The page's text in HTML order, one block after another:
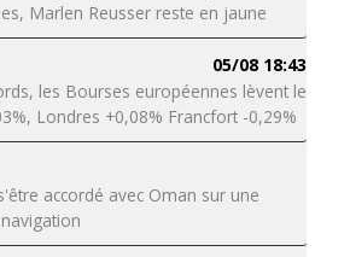
Marlen Reusser reste en jaune
05/08 18:43
les Bourses européennes lèvent le
Londres +0,08% Francfort -0,29%
accordé avec Oman sur une